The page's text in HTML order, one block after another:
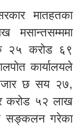
मातहतका
मसान्तसम्ममा
रु २५ करोड ६९
कार्यालयले
छ सय २७,
करोड ५२ लाख
सङ्कलन गरेका